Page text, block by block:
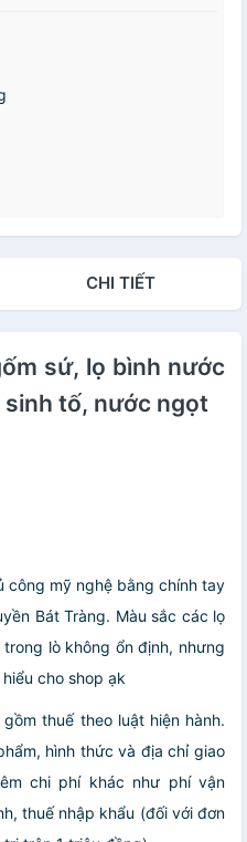
CHI TIẾT
sứ, lọ bình nước
tố, nước ngọt
công mỹ nghệ bằng chính tay
Bát Tràng. Màu sắc các lọ
lò không ổn định, nhưng
cho shop ạk
thuế theo luật hiện hành.
hình thức và địa chỉ giao
chi phí khác như phí vận
thuế nhập khẩu (đối với đơn